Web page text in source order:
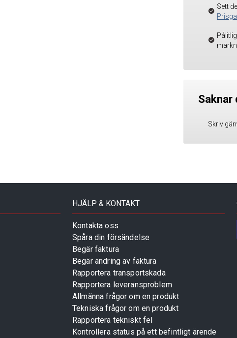
Sett
Saknar
Skriv
HJÄLP & KONTAKT
Kontakta oss
Spåra din försändelse
Begär faktura
Begär ändring av faktura
Rapportera transportskada
Rapportera leveransproblem
Allmänna frågor om en produkt
Tekniska frågor om en produkt
Rapportera tekniskt fel
Kontrollera status på ett befintligt ärende